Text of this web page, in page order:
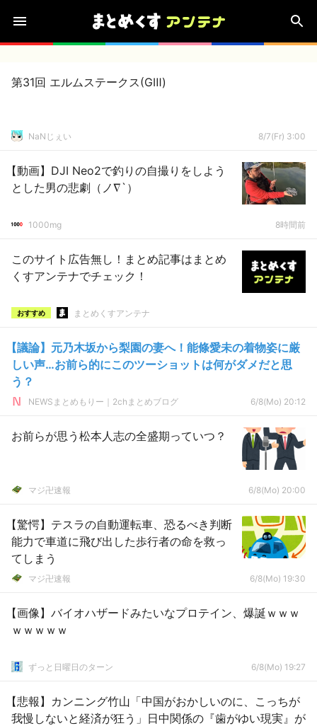
第31回 エルムステークス(GⅢ)
NaNじぇい 8/7(Fr) 3:00
【動画】DJI Neo2で釣りの自撮りをしよう
とした男の悲劇（ノ∇`）
1000mg 8時間前
このサイト広告無し！まとめ記事はまとめ
くすアンテナでチェック！
おすすめ まとめくすアンテナ
【議論】元乃木坂から梨園の妻へ！能條愛未の着物姿に厳
しい声…お前ら的にこのツーショットは何がダメだと思
う？
NEWSまとめもりー｜2chまとめブログ 6/8(Mo) 20:12
お前らが思う松本人志の全盛期っていつ？
マジ卍速報 6/8(Mo) 20:00
【驚愕】テスラの自動運転車、恐るべき判断
能力で車道に飛び出した歩行者の命を救っ
てしまう
マジ卍速報 6/8(Mo) 19:30
【画像】バイオハザードみたいなプロテイン、爆誕ｗｗｗ
ｗｗｗｗｗ
ずっと日曜日のターン 6/8(Mo) 19:27
【悲報】カンニング竹山「中国がおかしいのに、こっちが
我慢しないと経済が狂う」日中関係の『歯がゆい現実』が